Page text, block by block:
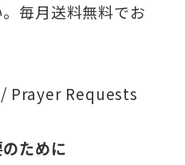
毎月送料無料でお
Prayer Requests
ために